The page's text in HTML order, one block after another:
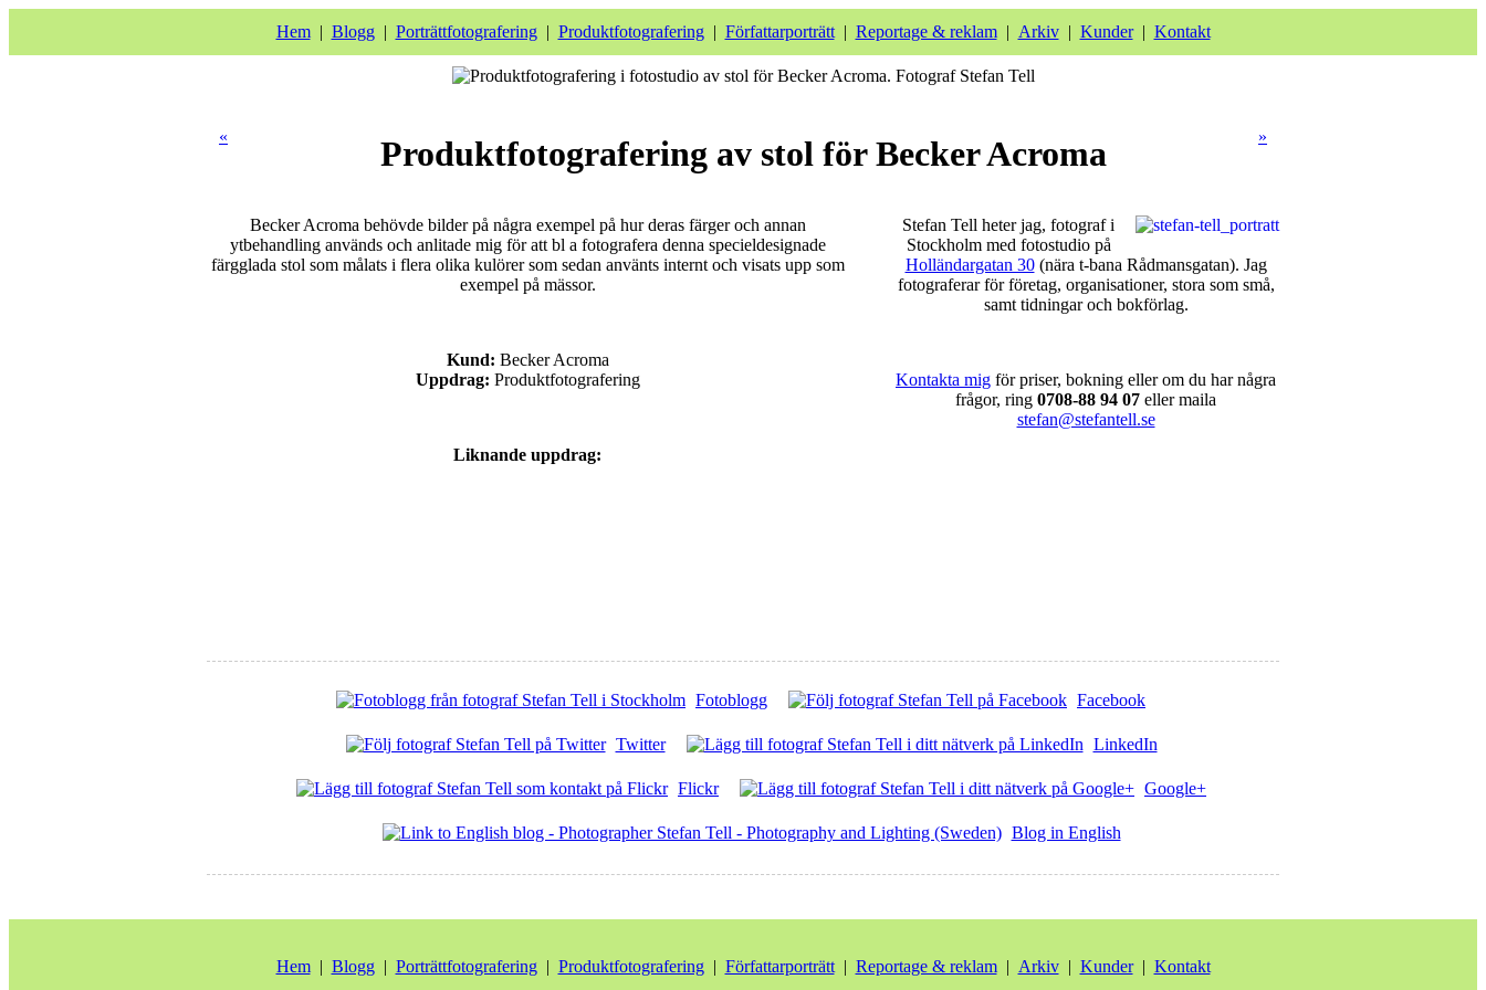
Hem| Blogg| Porträttfotografering| Produktfotografering| Författarporträtt| Reportage & reklam| Arkiv| Kunder| Kontakt
« Produktfotografering av stol för Becker Acroma »
Stefan Tell heter jag, fotograf i
Stockholm med fotostudio på
Holländargatan 30(nära t-bana Rådmansgatan). Jag
fotograferar för företag, organisationer, stora som små,
samt tidningar och bokförlag.
Kontakta mig för priser, bokning eller om du har några
frågor, ring 0708-88 94 07 eller maila
stefan@stefantell.se
Becker Acroma behövde bilder på några exempel på hur deras färger och annan
ytbehandling används och anlitade mig för att bl a fotografera denna specieldesignade
färgglada stol som målats i flera olika kulörer som sedan använts internt och visats upp som
exempel på mässor.
Kund: Becker Acroma
Uppdrag: Produktfotografering
Liknande uppdrag:
Fotoblogg Facebook
Twitter LinkedIn
Flickr Google+
Blog in English
Hem| Blogg| Porträttfotografering| Produktfotografering| Författarporträtt| Reportage & reklam| Arkiv| Kunder| Kontakt